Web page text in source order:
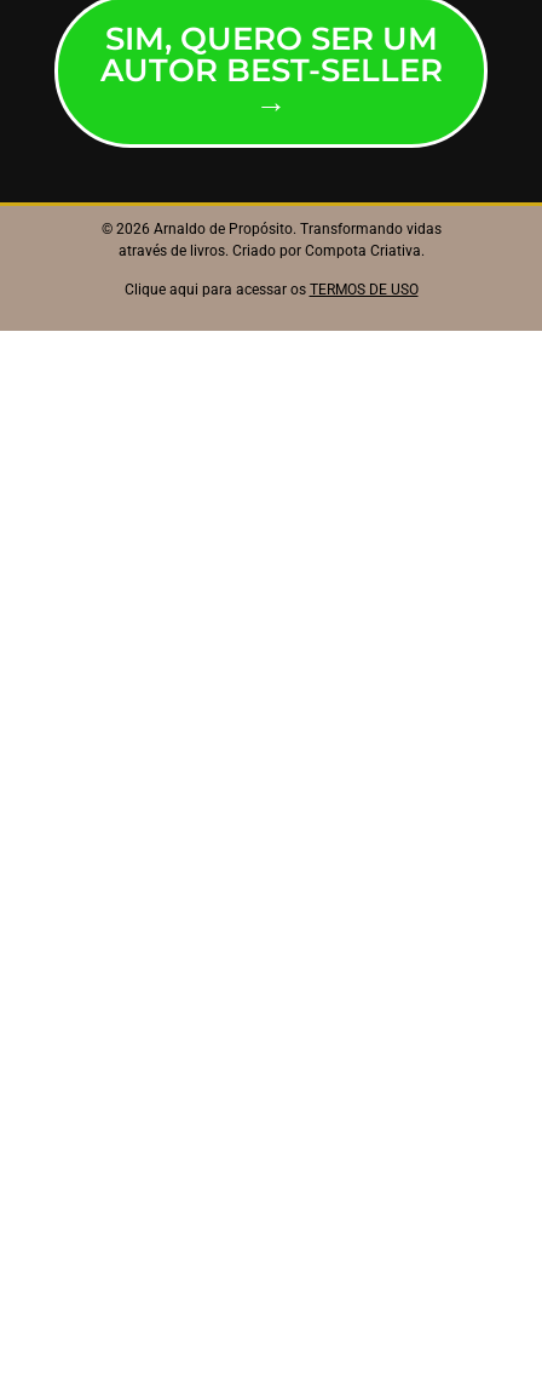
SIM, QUERO SER UM
AUTOR BEST-SELLER
→
© 2026 Arnaldo de Propósito. Transformando vidas
através de livros. Criado por Compota Criativa.
Clique aqui para acessar os TERMOS DE USO